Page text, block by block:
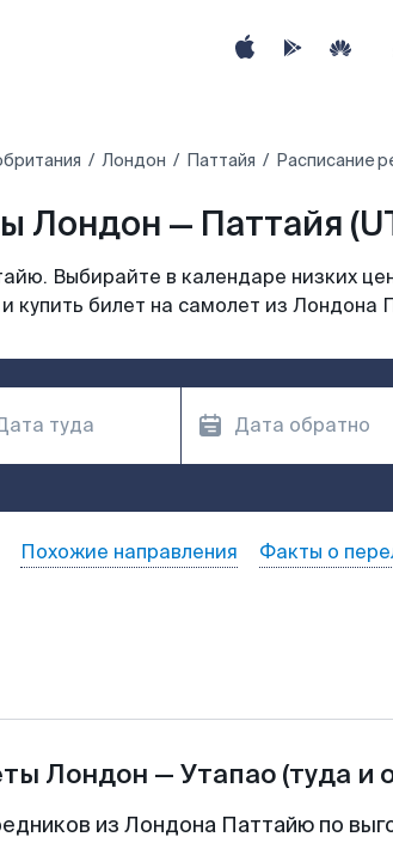
Лондон Паттайя Расписание
Лондон — Паттайя
Выбирайте в календаре низких
купить билет на самолет из Лондона
Похожие направления Факты о
Лондон — Утапао (туда и
из Лондона Паттайю по